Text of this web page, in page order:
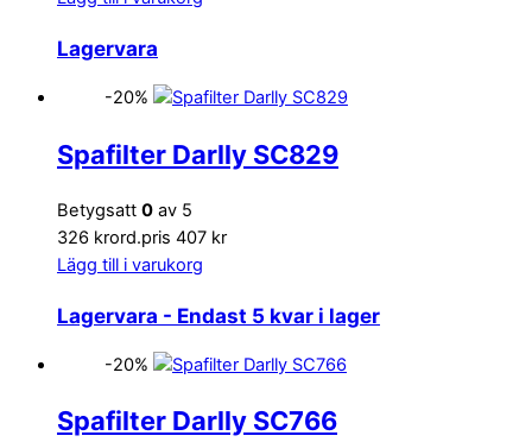
Lagervara
-20%
Spafilter Darlly SC829
Betygsatt 0 av 5
326 krord.pris 407 kr
Lägg till i varukorg
Lagervara - Endast 5 kvar i lager
-20%
Spafilter Darlly SC766